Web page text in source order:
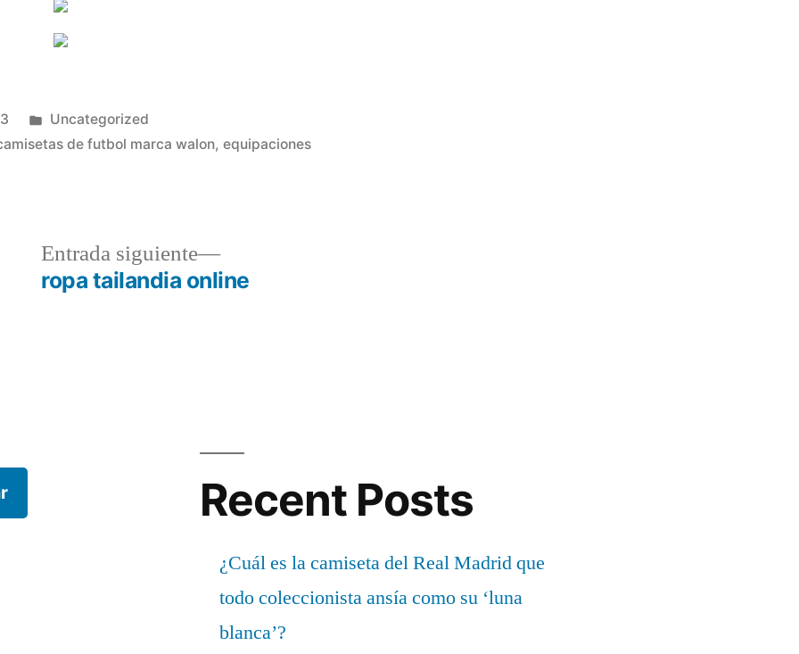
Publicado
en
Uncategorized
de futbol marca walon,equipaciones
Entrada siguiente
Entrada
siguiente:
ropa tailandia online
Recent Posts
¿Cuál es la camiseta del Real Madrid que
todo coleccionista ansía como su ‘luna
blanca’?